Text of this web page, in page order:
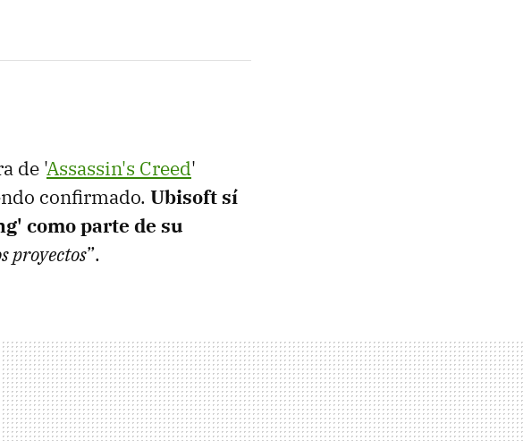
de 'Assassin's Creed'
confirmado. Ubisoft sí
como parte de su
proyectos”.